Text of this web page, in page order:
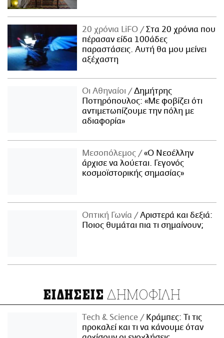
20 χρόνια LiFO
Στα 20 χρόνια που
πέρασαν είδα 100άδες
παραστάσεις. Αυτή θα μου μείνει
αξέχαστη
Οι Αθηναίοι
Δημήτρης
Ποτηρόπουλος: «Με φοβίζει ότι
αντιμετωπίζουμε την πόλη με
αδιαφορία»
Μεσοπόλεμος
«Ο Νεοέλλην
άρχισε να λούεται. Γεγονός
κοσμοϊστορικής σημασίας»
Οπτική Γωνία
Αριστερά και δεξιά:
Ποιος θυμάται πια τι σημαίνουν;
ΕΙΔΗΣΕΙΣ ΔΗΜΟΦΙΛΗ
Τech & Science
Κράμπες: Τι τις
προκαλεί και τι να κάνουμε όταν